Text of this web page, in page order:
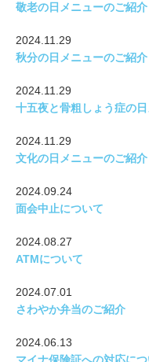
敬老の日メニューのご紹介
2024.11.29
秋分の日メニューのご紹介
2024.11.29
十五夜と骨粗しょう症の
2024.11.29
文化の日メニューのご紹介
2024.09.24
面会中止について
2024.08.27
ATMについて
2024.07.01
さわやか弁当のご紹介
2024.06.13